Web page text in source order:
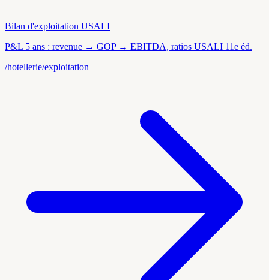
Bilan d'exploitation USALI
P&L 5 ans : revenue → GOP → EBITDA, ratios USALI 11e éd.
/hotellerie/exploitation